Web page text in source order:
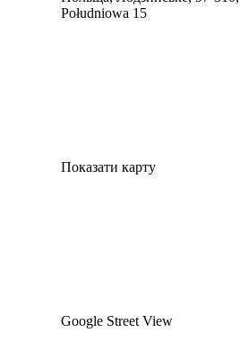
Południowa 15
Показати карту
Google Street View